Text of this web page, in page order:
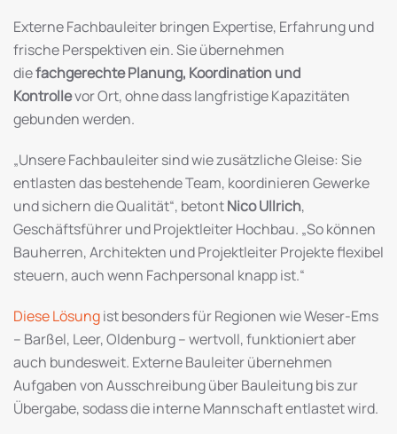
Externe Fachbauleiter bringen Expertise, Erfahrung und
frische Perspektiven ein. Sie übernehmen
diefachgerechte Planung, Koordination und
Kontrollevor Ort, ohne dass langfristige Kapazitäten
gebunden werden.
„Unsere Fachbauleiter sind wie zusätzliche Gleise: Sie
entlasten das bestehende Team, koordinieren Gewerke
und sichern die Qualität“, betontNico Ullrich,
Geschäftsführer und Projektleiter Hochbau. „So können
Bauherren, Architekten und Projektleiter Projekte flexibel
steuern, auch wenn Fachpersonal knapp ist.“
Diese Lösungist besonders für Regionen wie Weser-Ems
– Barßel, Leer, Oldenburg – wertvoll, funktioniert aber
auch bundesweit. Externe Bauleiter übernehmen
Aufgaben von Ausschreibung über Bauleitung bis zur
Übergabe, sodass die interne Mannschaft entlastet wird.